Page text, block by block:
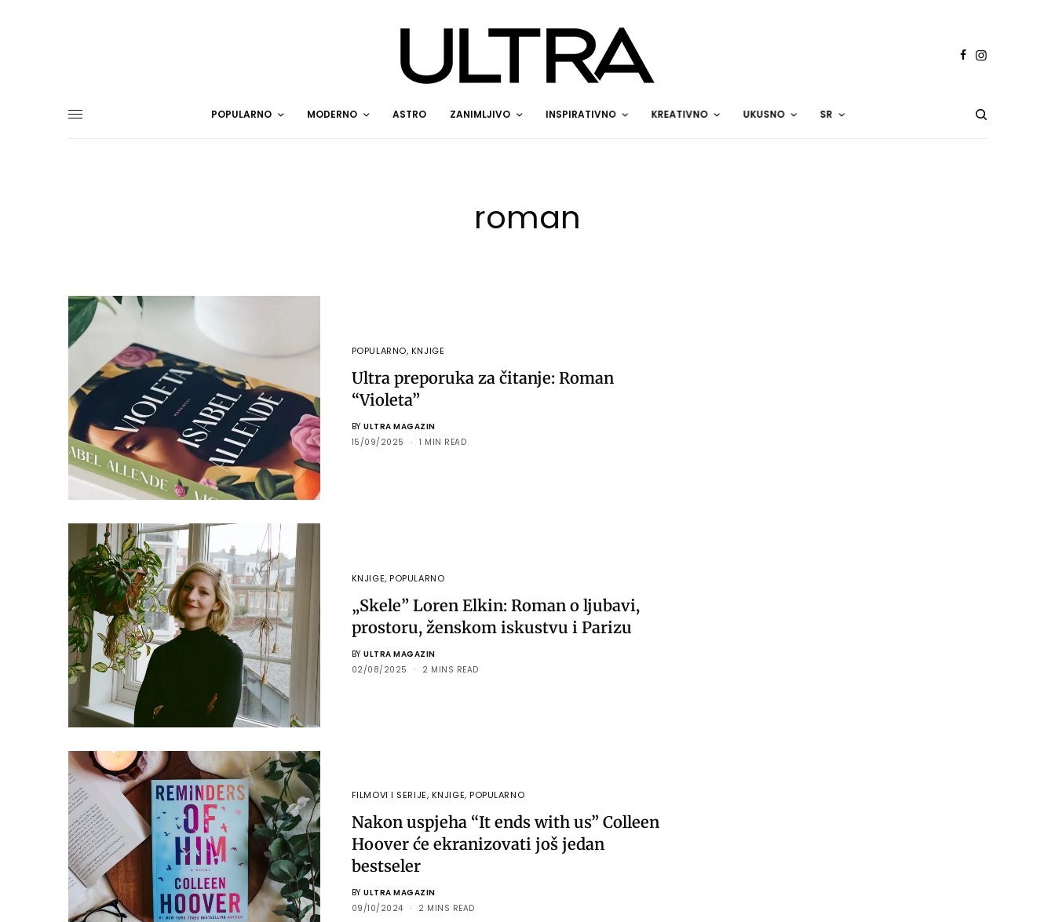
POPULARNO MODERNO ASTRO ZANIMLJIVO INSPIRATIVNO KREATIVNO UKUSNO SR
roman
POPULARNO, KNJIGE
Ultra preporuka za čitanje: Roman
“Violeta”
BY ULTRA MAGAZIN
15/09/2025
1 MIN READ
KNJIGE,POPULARNO
„Skeleˮ Loren Elkin: Roman o ljubavi,
prostoru, ženskom iskustvu i Parizu
BY ULTRA MAGAZIN
02/08/2025
2 MINS READ
FILMOVI I SERIJE, KNJIGE,POPULARNO
Nakon uspjeha “It ends with us” Colleen
Hoover će ekranizovati još jedan
bestseler
BY ULTRA MAGAZIN
09/10/2024
2 MINS READ